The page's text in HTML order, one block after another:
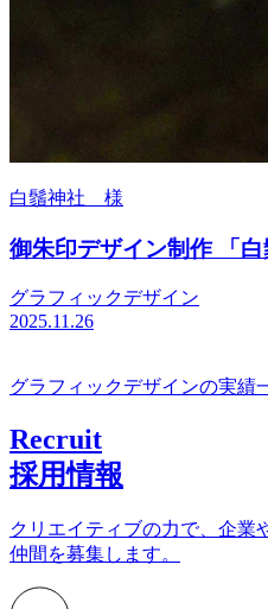
白鬚神社 様
御朱印デザイン制作 「
グラフィックデザイン
2025.11.26
グラフィックデザインの実績
Recruit
採用情報
クリエイティブの力で、企業
仲間を募集します。